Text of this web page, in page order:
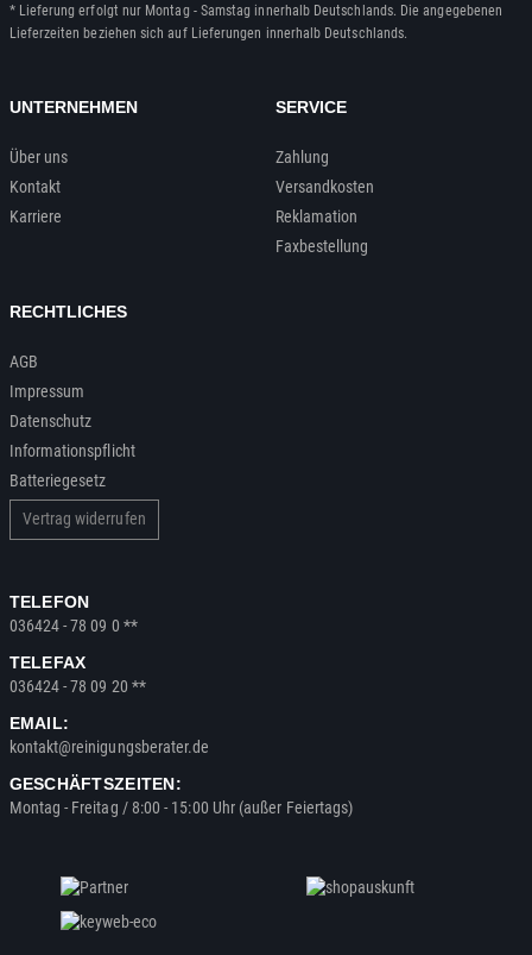
* Lieferung erfolgt nur Montag - Samstag innerhalb Deutschlands. Die angegebenen
Lieferzeiten beziehen sich auf Lieferungen innerhalb Deutschlands.
UNTERNEHMEN
Über uns
Kontakt
Karriere
SERVICE
Zahlung
Versandkosten
Reklamation
Faxbestellung
RECHTLICHES
AGB
Impressum
Datenschutz
Informationspflicht
Batteriegesetz
Vertrag widerrufen
TELEFON
036424 - 78 09 0 **
TELEFAX
036424 - 78 09 20 **
EMAIL:
kontakt@reinigungsberater.de
GESCHÄFTSZEITEN:
Montag - Freitag / 8:00 - 15:00 Uhr (außer Feiertags)